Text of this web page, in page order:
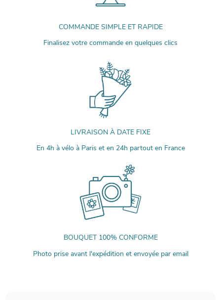
COMMANDE SIMPLE ET RAPIDE
Finalisez votre commande en quelques clics
LIVRAISON À DATE FIXE
En 4h à vélo à Paris et en 24h partout en France
BOUQUET 100% CONFORME
Photo prise avant l'expédition et envoyée par email